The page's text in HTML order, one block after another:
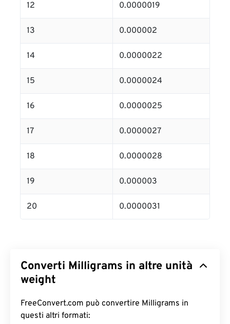
12 0.0000019
13 0.000002
14 0.0000022
15 0.0000024
16 0.0000025
17 0.0000027
18 0.0000028
19 0.000003
20 0.0000031
Converti Milligrams in altre unità
weight
FreeConvert.com può convertire Milligrams in
questi altri formati: